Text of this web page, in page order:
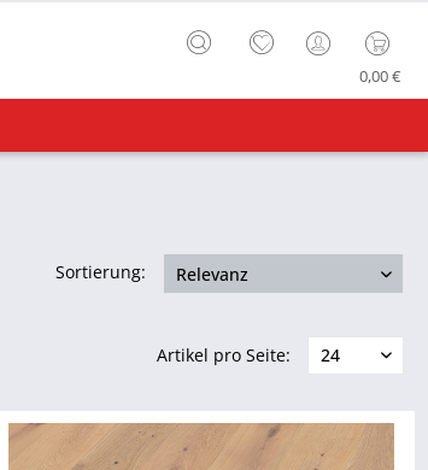
0,00 €
Sortierung:
Artikel pro Seite: